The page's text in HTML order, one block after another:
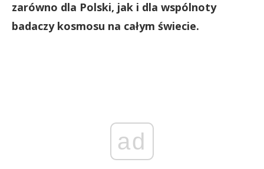
zarówno dla Polski, jak i dla wspólnoty
badaczy kosmosu na całym świecie.
ad